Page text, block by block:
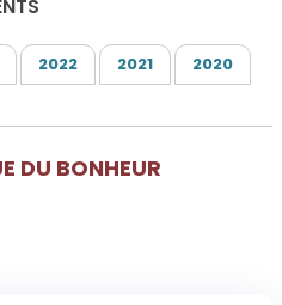
2022 2021
2020
DU BONHEUR